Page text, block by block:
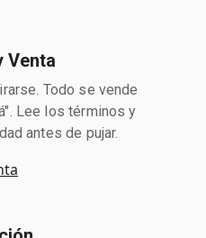
Venta
Todo se vende
Lee los términos y
antes de pujar.